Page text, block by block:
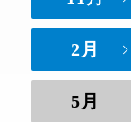
2月
5月